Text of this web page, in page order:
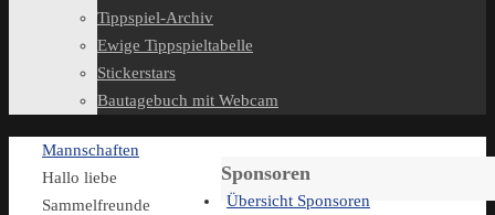
Tippspiel-Archiv
Ewige Tippspieltabelle
Stickerstars
Bautagebuch mit Webcam
Start
Mannschaften
Hallo liebe
Sammelfreunde
Sponsoren
Übersicht Sponsoren